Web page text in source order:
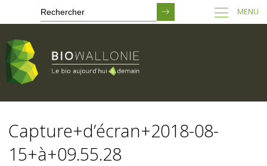
contenu
principal
MENU
Capture+d’écran+2018-08-
15+à+09.55.28